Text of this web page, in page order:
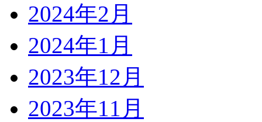
2024年2月
2024年1月
2023年12月
2023年11月